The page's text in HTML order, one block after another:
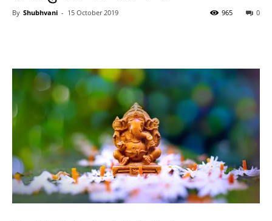
By Shubhvani - 15 October 2019 0
965